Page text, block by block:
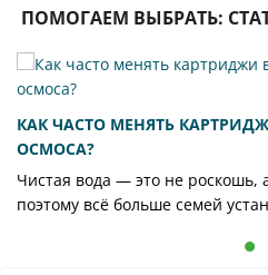
ПОМОГАЕМ ВЫБРАТЬ:
КАК ЧАСТО МЕНЯТЬ
ОСМОСА?
Чистая вода — это не роскошь,
поэтому всё больше семей
механические примеси, хлор,